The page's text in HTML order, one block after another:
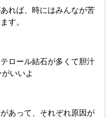
れば、時にはみんなが苦
す。
ロール結石が多くて胆汁
いいよ
あって、それぞれ原因が